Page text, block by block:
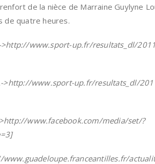
de la nièce de Marraine Guylyne
de quatre heures.
www.sport-up.fr/resultats_dl/
>http://www.sport-up.fr/resultats_dl/
www.facebook.com/media/set/?